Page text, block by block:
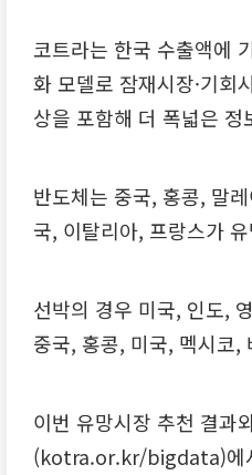
코트라는 한국 수출액에
화 모델로 잠재시장·기회
상을 포함해 더 폭넓은 정
반도체는 중국, 홍콩, 말
국, 이탈리아, 프랑스가
선박의 경우 미국, 인도,
중국, 홍콩, 미국, 멕시코,
이번 유망시장 추천 결과
(kotra.or.kr/bigdata)에